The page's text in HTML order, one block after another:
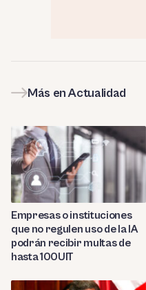
Más en Actualidad
Empresas o instituciones
que no regulen uso de la IA
podrán recibir multas de
hasta 100UIT